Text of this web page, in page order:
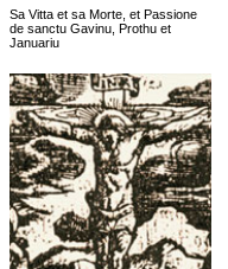
Sa Vitta et sa Morte, et Passione
de sanctu Gavinu, Prothu et
Januariu